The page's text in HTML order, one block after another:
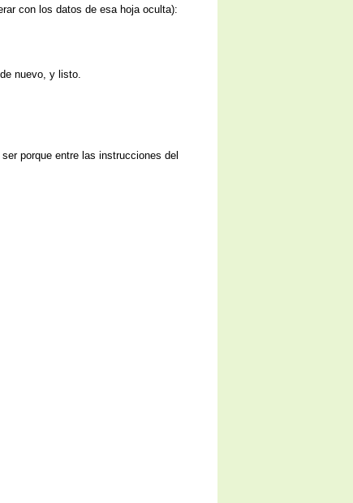
con los datos de esa hoja oculta):
nuevo, y listo.
porque entre las instrucciones del